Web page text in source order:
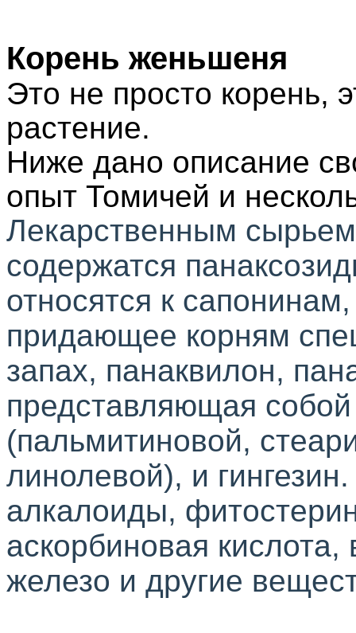
Корень женьшеня
Это не просто корень,
растение.
Ниже дано описание
опыт Томичей и
Лекарственным
содержатся
относятся к
придающее корням
запах, панаквилон,
представляющая
(пальмитиновой,
линолевой), и гингезин
алкалоиды,
аскорбиновая
железо и другие